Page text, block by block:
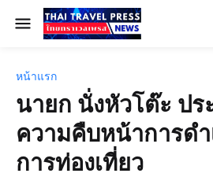
หน้าแรก
นายก นั่งหัวโต๊ะ ป
ความคืบหน้าการด
การท่องเที่ยว